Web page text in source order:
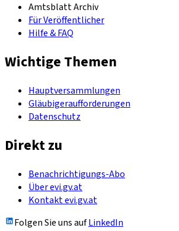
Amtsblatt Archiv
Für Veröffentlicher
Hilfe & FAQ
Wichtige Themen
Hauptversammlungen
Gläubigeraufforderungen
Datenschutz
Direkt zu
Benachrichtigungs-Abo
Über evi.gv.at
Kontakt evi.gv.at
Folgen Sie uns aufLinkedIn